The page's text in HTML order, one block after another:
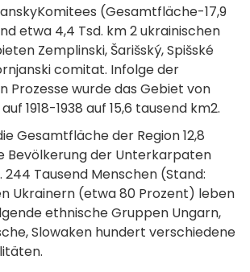
(Gesamtfläche-17,9
etwa 4,4 Tsd. km 2 ukrainischen
Zemplinski, Šarišský, Spišské
comitat. Infolge der
Prozesse wurde das Gebiet von
1918-1938 auf 15,6 tausend km2.
Gesamtfläche der Region 12,8
Bevölkerung der Unterkarpaten
244 Tausend Menschen (Stand:
Ukrainern (etwa 80 Prozent) leben
ethnische Gruppen Ungarn,
Slowaken hundert verschiedene